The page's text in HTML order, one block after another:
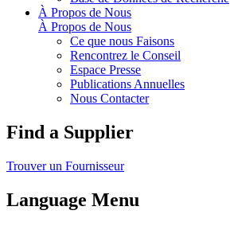
À Propos de Nous
À Propos de Nous
Ce que nous Faisons
Rencontrez le Conseil
Espace Presse
Publications Annuelles
Nous Contacter
Find a Supplier
Trouver un Fournisseur
Language Menu